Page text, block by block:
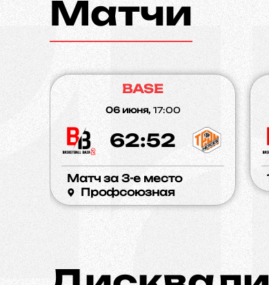
Матчи
BASE
06 июня, 17:00
62:52
Матч за 3-е место
Профсоюзная